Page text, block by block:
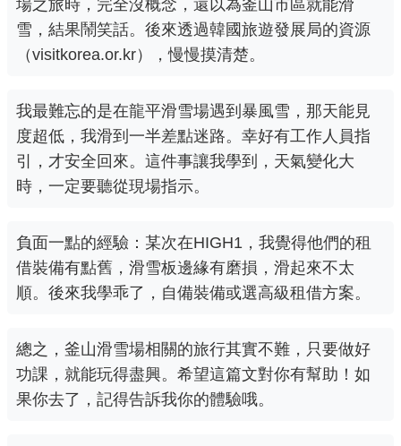
場之旅時，完全沒概念，還以為釜山市區就能滑
雪，結果鬧笑話。後來透過韓國旅遊發展局的資源
（visitkorea.or.kr），慢慢摸清楚。
我最難忘的是在龍平滑雪場遇到暴風雪，那天能見
度超低，我滑到一半差點迷路。幸好有工作人員指
引，才安全回來。這件事讓我學到，天氣變化大
時，一定要聽從現場指示。
負面一點的經驗：某次在HIGH1，我覺得他們的租
借裝備有點舊，滑雪板邊緣有磨損，滑起來不太
順。後來我學乖了，自備裝備或選高級租借方案。
總之，釜山滑雪場相關的旅行其實不難，只要做好
功課，就能玩得盡興。希望這篇文對你有幫助！如
果你去了，記得告訴我你的體驗哦。